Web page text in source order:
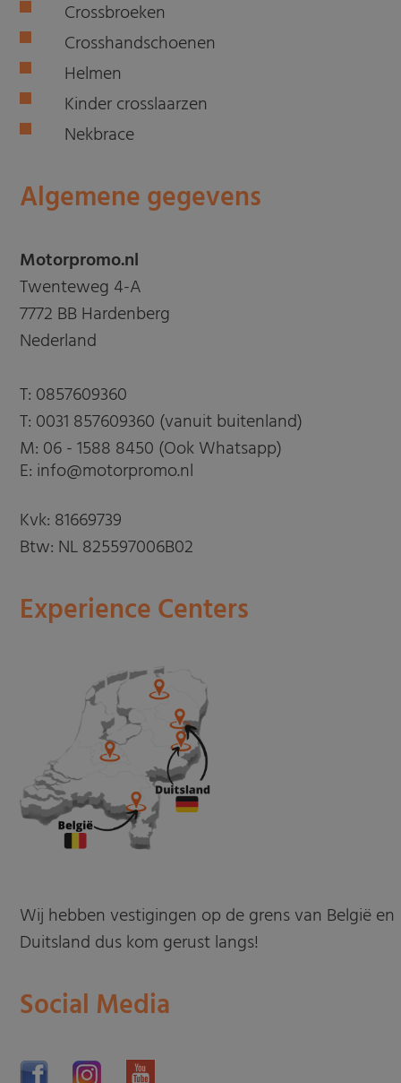
Crossbroeken
Crosshandschoenen
Helmen
Kinder crosslaarzen
Nekbrace
Algemene gegevens
Motorpromo.nl
Twenteweg 4-A
7772 BB Hardenberg
Nederland
T: 0857609360
T: 0031 857609360 (vanuit buitenland)
M: 06 - 1588 8450 (Ook Whatsapp)
E: info@motorpromo.nl
Kvk: 81669739
Btw: NL 825597006B02
Experience Centers
Wij hebben vestigingen op de grens van België en
Duitsland dus kom gerust langs!
Social Media